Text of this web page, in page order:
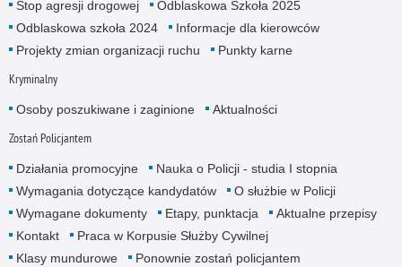
Stop agresji drogowej
Odblaskowa Szkoła 2025
Odblaskowa szkoła 2024
Informacje dla kierowców
Projekty zmian organizacji ruchu
Punkty karne
Kryminalny
Osoby poszukiwane i zaginione Aktualności
Zostań Policjantem
Działania promocyjne
Nauka o Policji - studia I stopnia
Wymagania dotyczące kandydatów
O służbie w Policji
Wymagane dokumenty
Etapy, punktacja
Aktualne przepisy
Kontakt
Praca w Korpusie Służby Cywilnej
Klasy mundurowe
Ponownie zostań policjantem